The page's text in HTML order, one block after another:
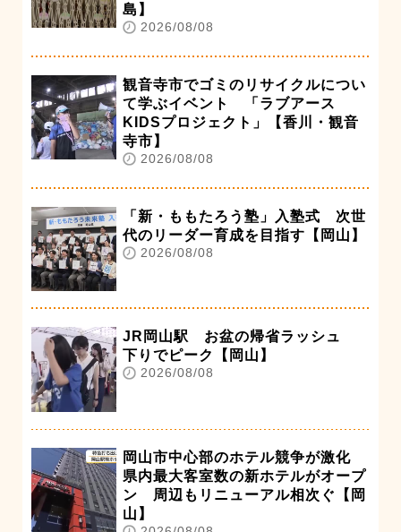
島】
2026/08/08
観音寺市でゴミのリサイクルについ
て学ぶイベント 「ラブアース
KIDSプロジェクト」【香川・観音
寺市】
2026/08/08
「新・ももたろう塾」入塾式 次世
代のリーダー育成を目指す【岡山】
2026/08/08
JR岡山駅 お盆の帰省ラッシュ
下りでピーク【岡山】
2026/08/08
岡山市中心部のホテル競争が激化
県内最大客室数の新ホテルがオープ
ン 周辺もリニューアル相次ぐ【岡
山】